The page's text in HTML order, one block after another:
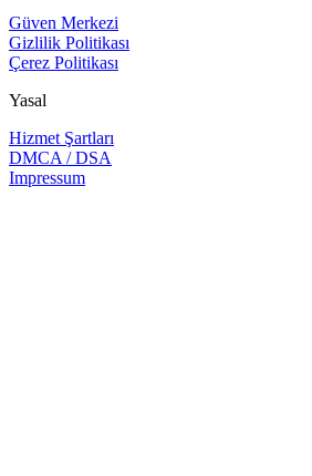
Güven Merkezi
Gizlilik Politikası
Çerez Politikası
Yasal
Hizmet Şartları
DMCA / DSA
Impressum